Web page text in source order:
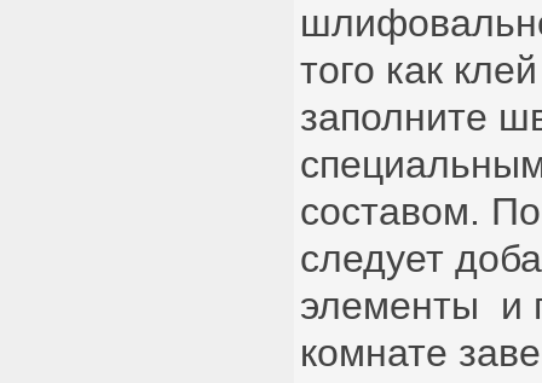
того как
заполните
составом.
следует
элементы и
комнате